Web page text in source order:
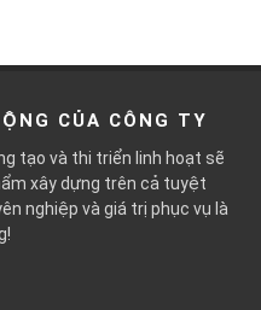
CỦA CÔNG TY
tạo và thi triển linh hoạt sẽ
xây dựng trên cả tuyệt
nghiệp và giá trị phục vụ là